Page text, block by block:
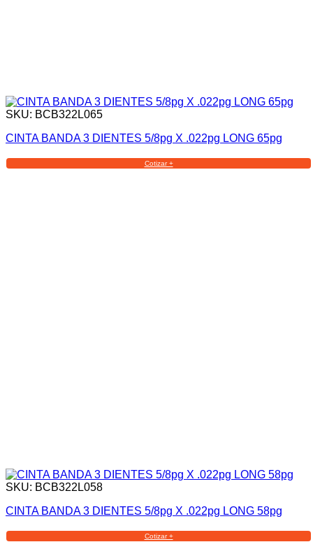
SKU: BCB322L065
CINTA BANDA 3 DIENTES 5/8pg X .022pg LONG 65pg
Cotizar +
SKU: BCB322L058
CINTA BANDA 3 DIENTES 5/8pg X .022pg LONG 58pg
Cotizar +